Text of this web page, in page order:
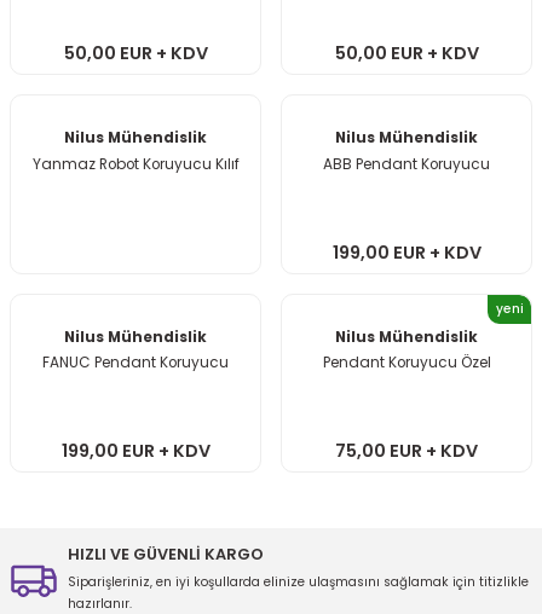
50,00 EUR + KDV 50,00 EUR + KDV
Nilus Mühendislik
Yanmaz Robot Koruyucu Kılıf
Nilus Mühendislik
ABB Pendant Koruyucu
199,00 EUR + KDV
Nilus Mühendislik
FANUC Pendant Koruyucu
199,00 EUR + KDV
yeni
Nilus Mühendislik
Pendant Koruyucu Özel
75,00 EUR + KDV
HIZLI VE GÜVENLİ KARGO
Siparişleriniz, en iyi koşullarda elinize ulaşmasını sağlamak için titizlikle
hazırlanır.